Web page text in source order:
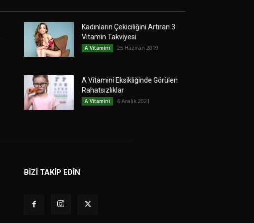
Kadınların Çekiciliğini Artıran 3
Vitamin Takviyesi
A Vitamini 25 Haziran 2019
A Vitamini Eksikliğinde Görülen
Rahatsızlıklar
A Vitamini 6 Aralık 2021
BİZİ TAKİP EDİN